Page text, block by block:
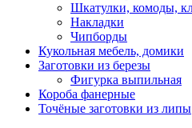
Шкатулки, комоды,
Накладки
Чипборды
Кукольная мебель, домики
Заготовки из березы
Фигурка выпильная
Короба фанерные
Точёные заготовки из липы